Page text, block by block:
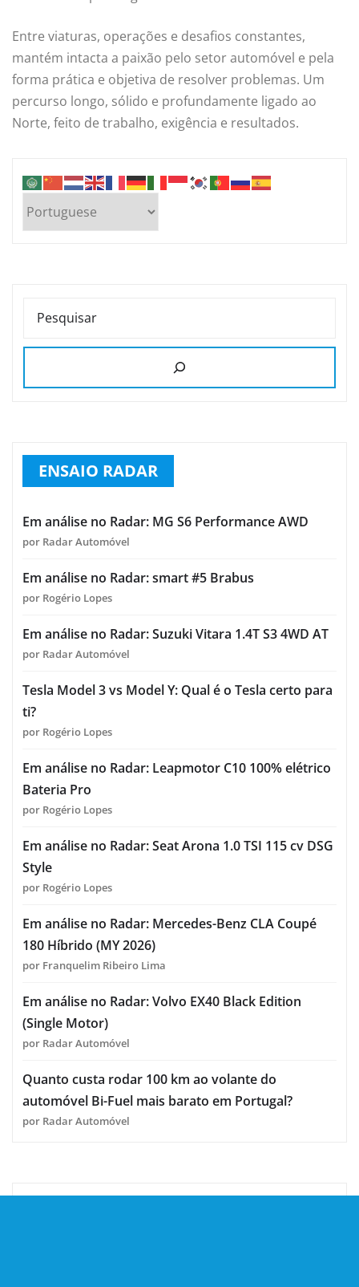
Entre viaturas, operações e desafios constantes,
mantém intacta a paixão pelo setor automóvel e pela
forma prática e objetiva de resolver problemas. Um
percurso longo, sólido e profundamente ligado ao
Norte, feito de trabalho, exigência e resultados.
PESQUISAR
ENSAIO RADAR
Em análise no Radar: MG S6 Performance AWD
por Radar Automóvel
Em análise no Radar: smart #5 Brabus
por Rogério Lopes
Em análise no Radar: Suzuki Vitara 1.4T S3 4WD AT
por Radar Automóvel
Tesla Model 3 vs Model Y: Qual é o Tesla certo para
ti?
por Rogério Lopes
Em análise no Radar: Leapmotor C10 100% elétrico
Bateria Pro
por Rogério Lopes
Em análise no Radar: Seat Arona 1.0 TSI 115 cv DSG
Style
por Rogério Lopes
Em análise no Radar: Mercedes-Benz CLA Coupé
180 Híbrido (MY 2026)
por Franquelim Ribeiro Lima
Em análise no Radar: Volvo EX40 Black Edition
(Single Motor)
por Radar Automóvel
Quanto custa rodar 100 km ao volante do
automóvel Bi-Fuel mais barato em Portugal?
por Radar Automóvel